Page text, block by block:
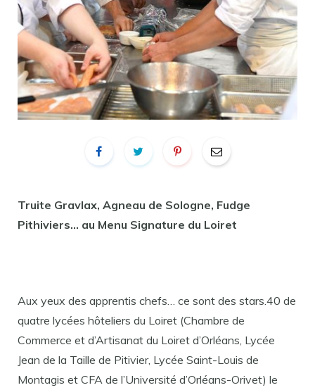
Truite Gravlax, Agneau de Sologne, Fudge
Pithiviers… au Menu Signature du Loiret
Aux yeux des apprentis chefs… ce sont des stars.40 de
quatre lycées hôteliers du Loiret (Chambre de
Commerce et d’Artisanat du Loiret d’Orléans, Lycée
Jean de la Taille de Pitivier, Lycée Saint-Louis de
Montagis et CFA de l’Université d’Orléans-Orivet) le